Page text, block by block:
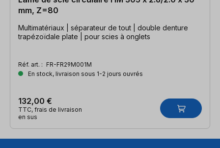
mm, Z=80
Multimatériaux | séparateur de tout | double denture
trapézoïdale plate | pour scies à onglets
Réf. art. : FR-FR29M001M
En stock, livraison sous 1-2 jours ouvrés
132,00 €
TTC, frais de livraison
en sus